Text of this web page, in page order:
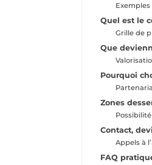
Quel est le
Grille de
Que
Pourquoi
Zones
Contact,
Appels à
FAQ